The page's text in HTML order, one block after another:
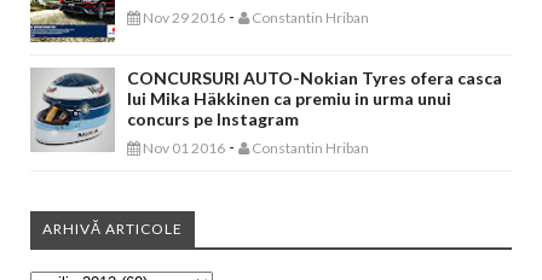
Nov 29 2016 - Constantin Hriban
CONCURSURI AUTO-Nokian Tyres ofera casca
lui Mika Häkkinen ca premiu in urma unui
concurs pe Instagram
Nov 01 2016 - Constantin Hriban
ARHIVĂ ARTICOLE